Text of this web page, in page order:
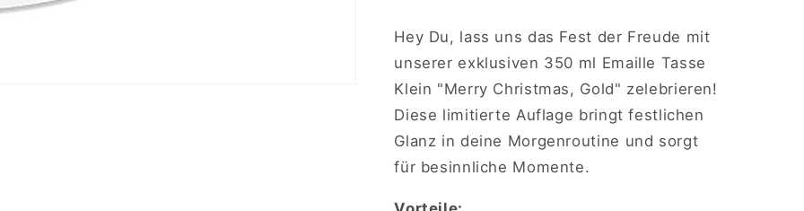
Hey Du, lass uns das Fest der Freude mit
unserer exklusiven 350 ml Emaille Tasse
Klein "Merry Christmas, Gold" zelebrieren!
Diese limitierte Auflage bringt festlichen
Glanz in deine Morgenroutine und sorgt
für besinnliche Momente.